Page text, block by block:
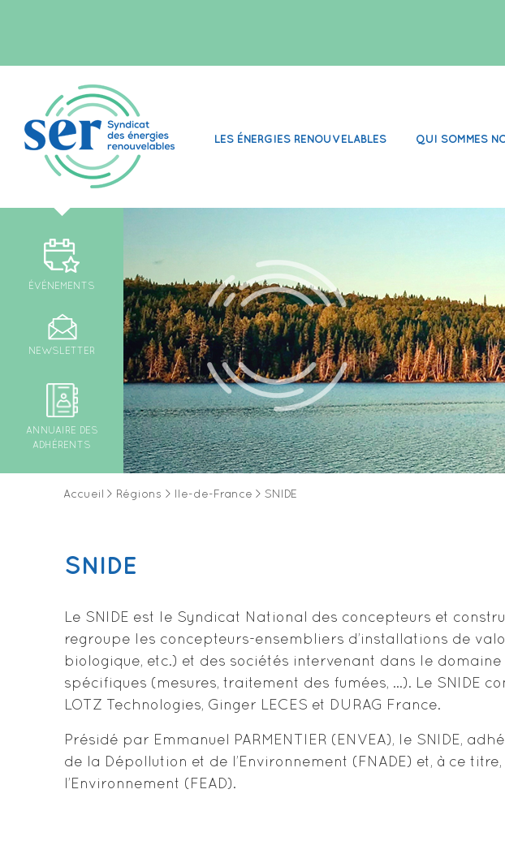
LES ÉNERGIES RENOUVELABLES QUI SOMMES
ÉVÉNEMENTS
NEWSLETTER
ANNUAIRE DES
ADHÉRENTS
Accueil > Régions > Ile-de-France > SNIDE
SNIDE
Le SNIDE est le Syndicat National des concepteurs et
regroupe les concepteurs-ensembliers d’installations de
biologique, etc.) et des sociétés intervenant dans le
spécifiques (mesures, traitement des fumées, …). Le SNIDE
LOTZ Technologies, Ginger LECES et DURAG France.
Présidé par Emmanuel PARMENTIER (ENVEA), le SNIDE,
de la Dépollution et de l’Environnement (FNADE) et, à ce
l’Environnement (FEAD).